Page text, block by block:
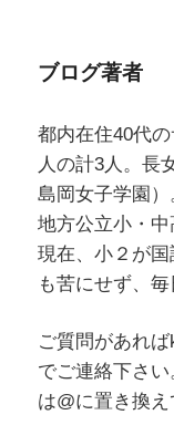
シ
ョ
ブログ著者
都内在住40代
人の計3人。長
島岡女子学園
地方公立小・
現在、小２が
も苦にせず、毎
ご質問があれ
でご連絡下さ
は@に置き換え